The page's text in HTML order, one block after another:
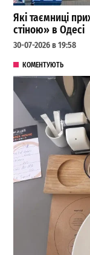
Які таємниці
стіною» в Одесі
30-07-2026 в 19:58
КОМЕНТУЮТЬ